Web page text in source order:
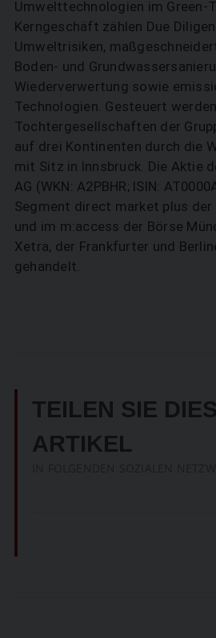
Umwelttechnologien im Green-
Kerngeschäft zählen Due
Umweltrisiken,
Boden- und
Wiederverwertung sowie
Technologien. Gesteuert
Tochtergesellschaften der
auf drei Kontinenten durch die
mit Sitz in Innsbruck. Die Aktie
AG (WKN: A2PBHR; ISIN:
Segment direct market plus der
und im m:access der Börse
Xetra, der Frankfurter und
gehandelt.
TEILEN SIE
ARTIKEL